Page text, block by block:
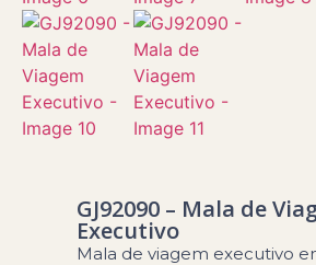
GJ92090 – Mala de
Executivo
Mala de viagem executivo